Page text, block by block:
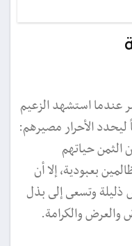
عندما استشهد الزعيم
ليحدد الأحرار مصيرهم:
الثمن حياتهم
بعبودية، إلا أن
ذليلة وتسعى إلى بذل
والعرض والكرامة.